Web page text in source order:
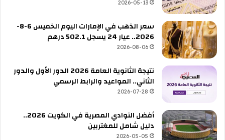
2026-05-13
سعر الذهب في الإمارات اليوم الخميس 6-8-
2026.. عيار 24 يسجل 502.1 درهم
2026-08-06
نتيجة الثانوية العامة 2026 الدور الأول والدور
الثاني.. المواعيد والرابط الرسمي
2026-07-28
أفضل النوادي المصرية في الكويت 2026..
دليل شامل للمغتربين
2026-05-05